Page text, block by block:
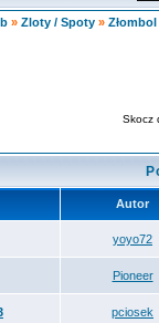
» Zloty / Spoty » Złombol
Skocz
Autor
yoyo72
Pioneer
pciosek